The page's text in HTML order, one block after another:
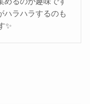
ハラハラするのも
✨️